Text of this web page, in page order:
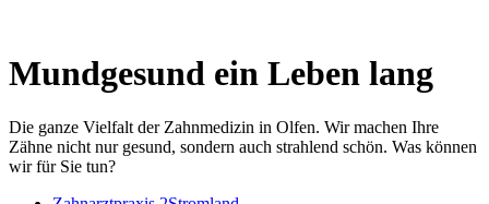
Mundgesund ein Leben lang
Die ganze Vielfalt der Zahnmedizin in Olfen. Wir machen Ihre
Zähne nicht nur gesund, sondern auch strahlend schön. Was können
wir für Sie tun?